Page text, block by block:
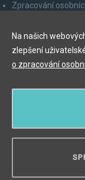
Zpracování
Odhlášení z
Myslíková 245/3,
Na našich
zlepšení
o zpracování